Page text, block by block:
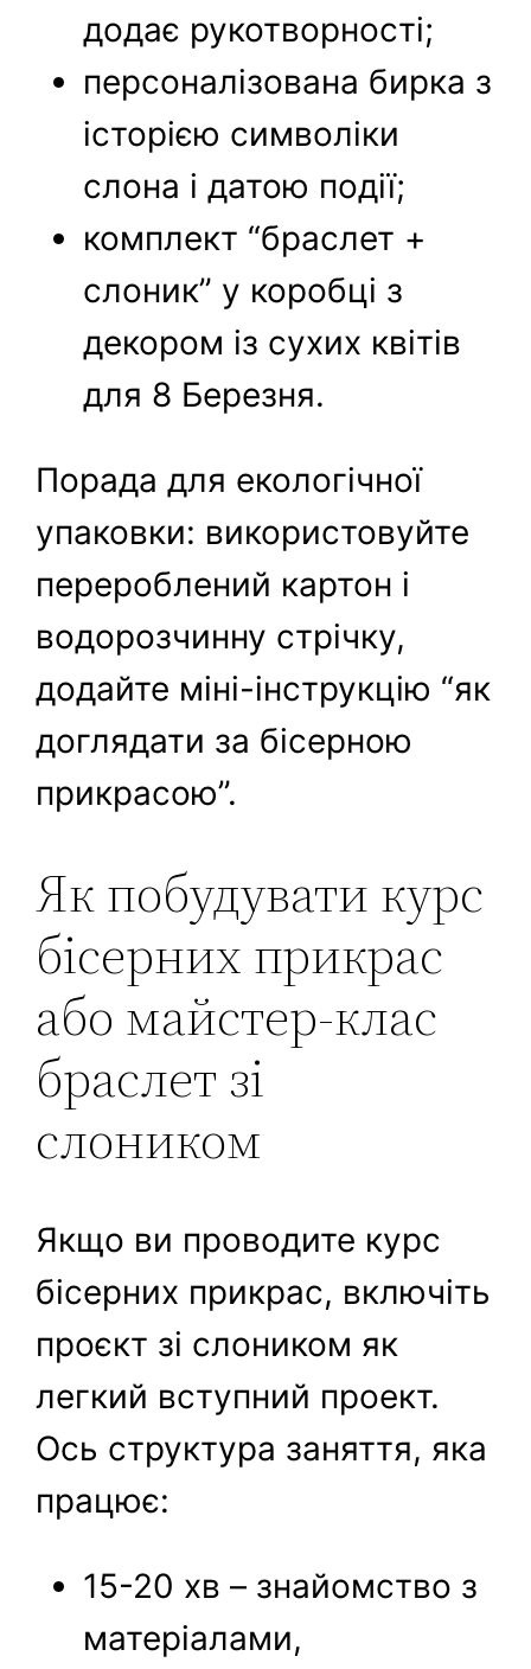
додає рукотворності;
персоналізована бирка з
історією символіки
слона і датою події;
комплект “браслет +
слоник” у коробці з
декором із сухих квітів
для 8 Березня.
Порада для екологічної
упаковки: використовуйте
перероблений картон і
водорозчинну стрічку,
додайте міні-інструкцію “як
доглядати за бісерною
прикрасою”.
Як побудувати курс
бісерних прикрас
або майстер-клас
браслет зі
слоником
Якщо ви проводите курс
бісерних прикрас, включіть
проєкт зі слоником як
легкий вступний проект.
Ось структура заняття, яка
працює:
15-20 хв – знайомство з
матеріалами,